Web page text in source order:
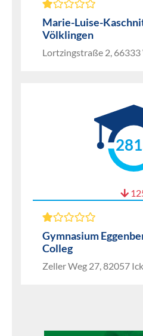
Marie-Luise-
Völklingen
Lortzingstraße 2, 66333
Gymnasium
Colleg
Zeller Weg 27, 82057